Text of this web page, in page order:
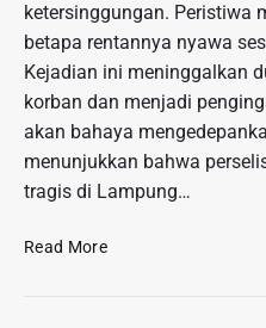
ketersinggungan. Peristiwa
betapa rentannya nyawa
Kejadian ini meninggalkan
korban dan menjadi
akan bahaya
menunjukkan bahwa
tragis di Lampung…
Read MoreT